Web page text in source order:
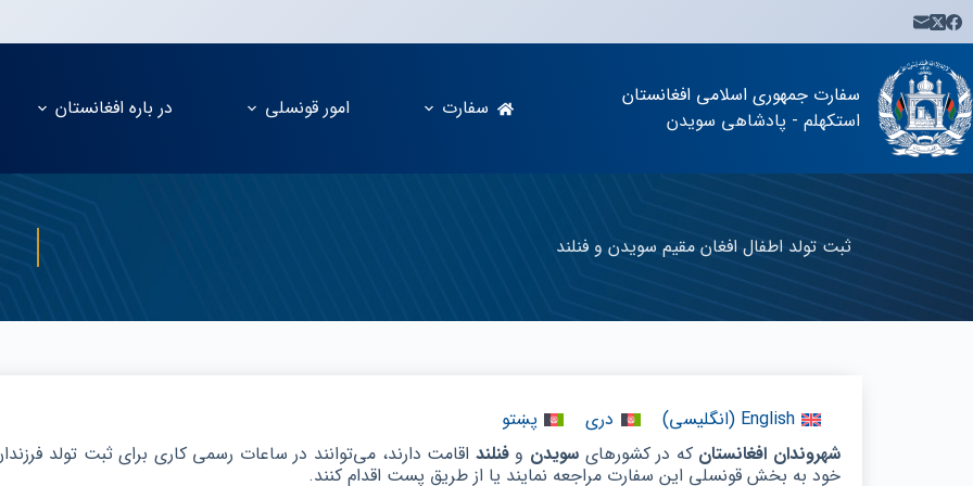
سفارت جمهوری اسلامی افغانستان
استکهلم - پادشاهی سویدن
سفارت امور قونسلی در باره افغانستان
ثبت تولد اطفال افغان مقیم سویدن و فنلند
English
(انگلیسی) دری
پښتو
شهروندان افغانستان که در کشورهای سویدن وفنلند اقامت دارند، می‌توانند در ساعات رسمی کاری برای ثبت تولد
خود به بخش قونسلی این سفارت مراجعه نمایند یا از طریق پست اقدام کنند.